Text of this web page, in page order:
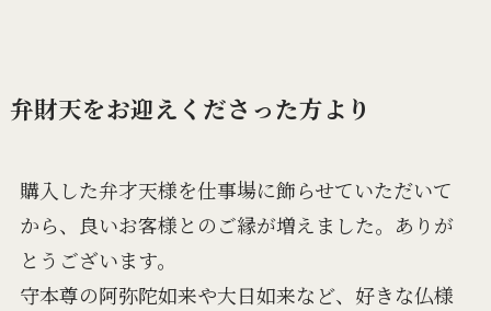
弁財天をお迎えくださった方より
購入した弁才天様を仕事場に飾らせていただいて
から、良いお客様とのご縁が増えました。ありが
とうございます。
守本尊の阿弥陀如来や大日如来など、好きな仏様